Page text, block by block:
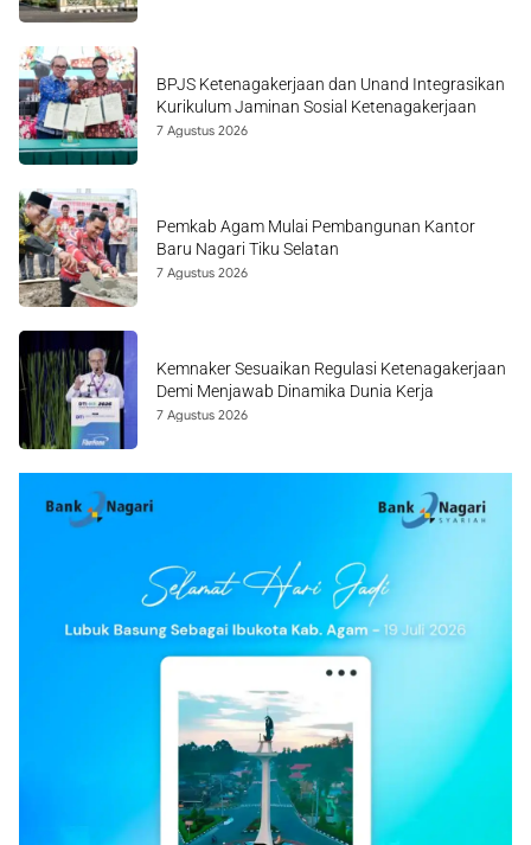
BPJS Ketenagakerjaan dan Unand Integrasikan
Kurikulum Jaminan Sosial Ketenagakerjaan
7 Agustus 2026
Pemkab Agam Mulai Pembangunan Kantor
Baru Nagari Tiku Selatan
7 Agustus 2026
Kemnaker Sesuaikan Regulasi Ketenagakerjaan
Demi Menjawab Dinamika Dunia Kerja
7 Agustus 2026